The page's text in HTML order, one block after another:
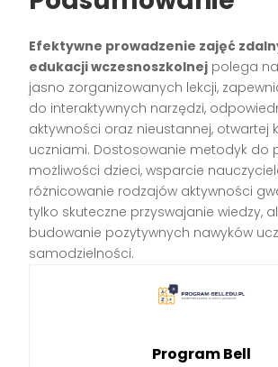
Efektywne prowadzenie zajęć
edukacji wczesnoszkolnej polega
jasno zorganizowanych lekcji,
do interaktywnych narzędzi,
aktywności oraz nieustannej, otwartej
uczniami. Dostosowanie metodyk do
możliwości dzieci, wsparcie
różnicowanie rodzajów aktywności
tylko skuteczne przyswajanie wiedzy,
budowanie pozytywnych nawyków
samodzielności.
Program Bell